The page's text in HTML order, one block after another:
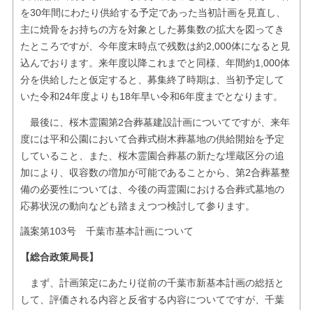
を30年間にわたり供給する予定であった当初計画を見直し、
主に焼骨をお持ちの方を対象とした募集数の拡大を図ってき
たところですが、今年度末時点で残数は約2,000体になると見
込んでおります。来年度以降これまでと同様、年間約1,000体
分を供給したと仮定すると、募集終了時期は、当初予定して
いた令和24年度よりも18年早い令和6年度までとなります。
最後に、桜木霊園第2合葬墓建設計画についてですが、来年
度には平和公園において合葬式樹木葬墓地の供給開始を予定
していること、また、桜木霊園合葬墓の新たな埋蔵区分の追
加により、収容数の増加が可能であることから、第2合葬墓整
備の必要性については、今後の両霊園における合葬式墓地の
応募状況の動向なども踏まえつつ検討して参ります。
議案第103号 千葉市基本計画について
【総合政策局長】
まず、計画策定にあたり従前の千葉市新基本計画の総括と
して、評価される内容と反省する内容についてですが、千葉